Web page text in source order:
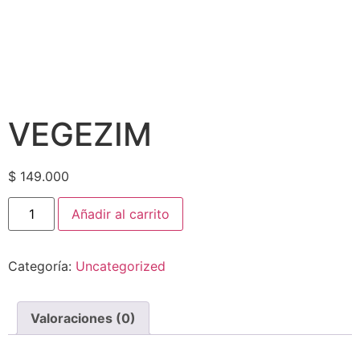
VEGEZIM
$ 149.000
Añadir al carrito
Categoría: Uncategorized
Valoraciones (0)